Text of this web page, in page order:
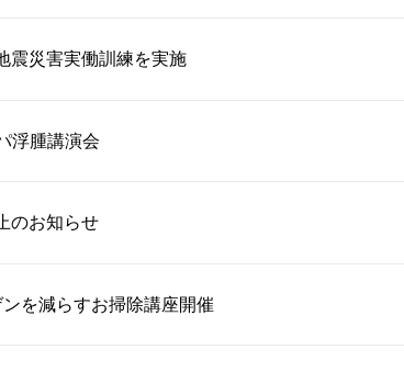
震災害実働訓練を実施
浮腫講演会
のお知らせ
を減らすお掃除講座開催